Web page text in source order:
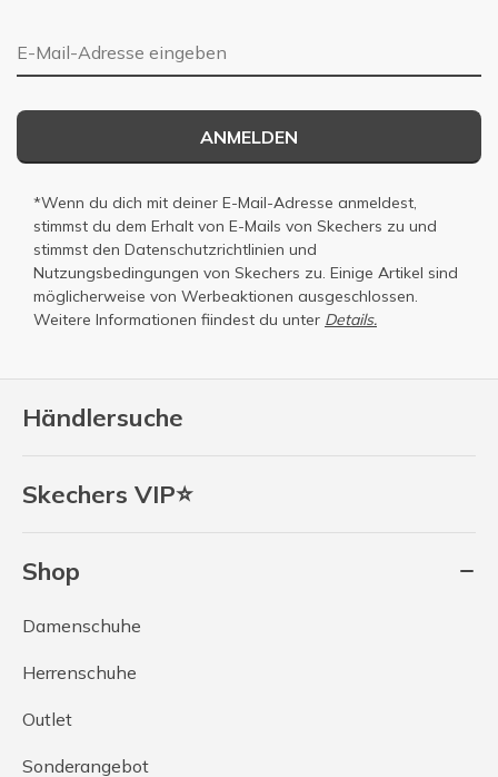
Händlersuche
Skechers VIP⭐
Shop
Damenschuhe
Herrenschuhe
Outlet
Sonderangebot
E-Mail-Adresse
ANMELDEN
*Wenn du dich mit deiner E-Mail-Adresse anmeldest,
stimmst du dem Erhalt von E-Mails von Skechers zu und
stimmst den Datenschutzrichtlinien und
Nutzungsbedingungen von Skechers zu. Einige Artikel sind
möglicherweise von Werbeaktionen ausgeschlossen.
Weitere Informationen fiindest du unter Details.